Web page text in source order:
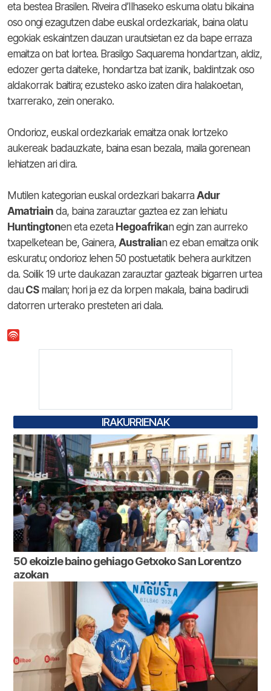
eta bestea Brasilen. Riveira d’Ilhaseko eskuma olatu bikaina
oso ongi ezagutzen dabe euskal ordezkariak, baina olatu
egokiak eskaintzen dauzan urautsietan ez da bape erraza
emaitza on bat lortea. Brasilgo Saquarema hondartzan, aldiz,
edozer gerta daiteke, hondartza bat izanik, baldintzak oso
aldakorrak baitira; ezusteko asko izaten dira halakoetan,
txarrerako, zein onerako.
Ondorioz, euskal ordezkariak emaitza onak lortzeko
aukereak badauzkate, baina esan bezala, maila gorenean
lehiatzen ari dira.
Mutilen kategorian euskal ordezkari bakarra Adur
Amatriain da, baina zarauztar gaztea ez zan lehiatu
Huntingtonen eta ezeta Hegoafrikan egin zan aurreko
txapelketean be, Gainera, Australian ez eban emaitza onik
eskuratu; ondorioz lehen 50 postuetatik behera aurkitzen
da. Soilik 19 urte daukazan zarauztar gazteak bigarren urtea
dau CSmailan; hori ja ez da lorpen makala, baina badirudi
datorren urterako presteten ari dala.
IRAKURRIENAK
50 ekoizle baino gehiago Getxoko San Lorentzo
azokan